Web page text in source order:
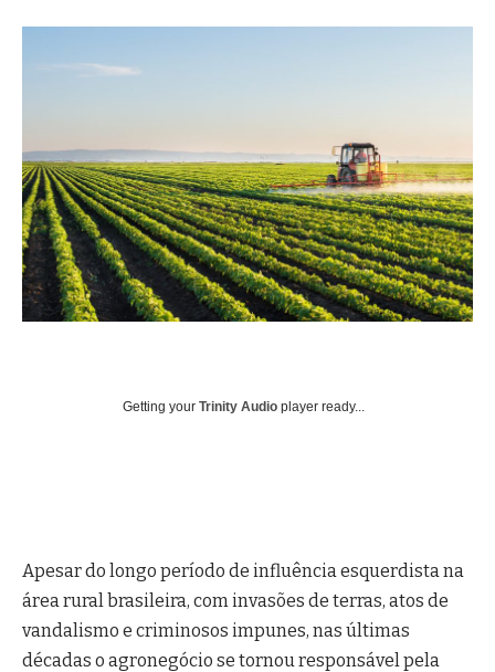
Getting your Trinity Audio player ready...
Apesar do longo período de influência esquerdista na
área rural brasileira, com invasões de terras, atos de
vandalismo e criminosos impunes, nas últimas
décadas o agronegócio se tornou responsável pela